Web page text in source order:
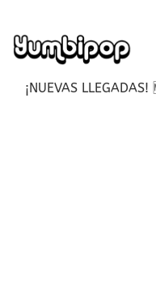
¡NUEVAS LLEGADAS!